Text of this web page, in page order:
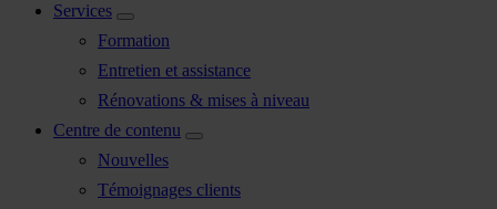
Services
Formation
Entretien et assistance
Rénovations & mises à niveau
Centre de contenu
Nouvelles
Témoignages clients